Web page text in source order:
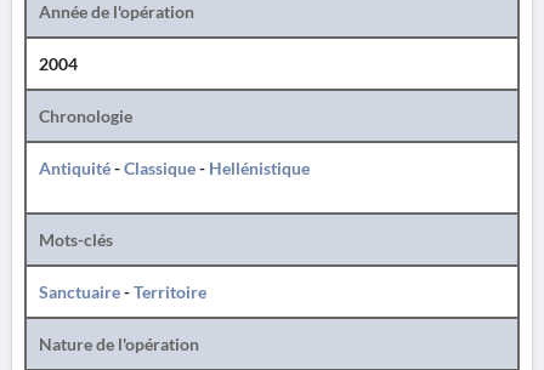
Année de l'opération
2004
Chronologie
Antiquité-Classique- Hellénistique
Mots-clés
Sanctuaire-Territoire
Nature de l'opération